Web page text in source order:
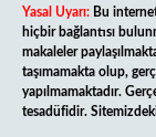
Yasal Uyarı: Bu
hiçbir bağlantısı
makaleler
taşımamakta olup,
yapılmamaktadır.
tesadüfidir.